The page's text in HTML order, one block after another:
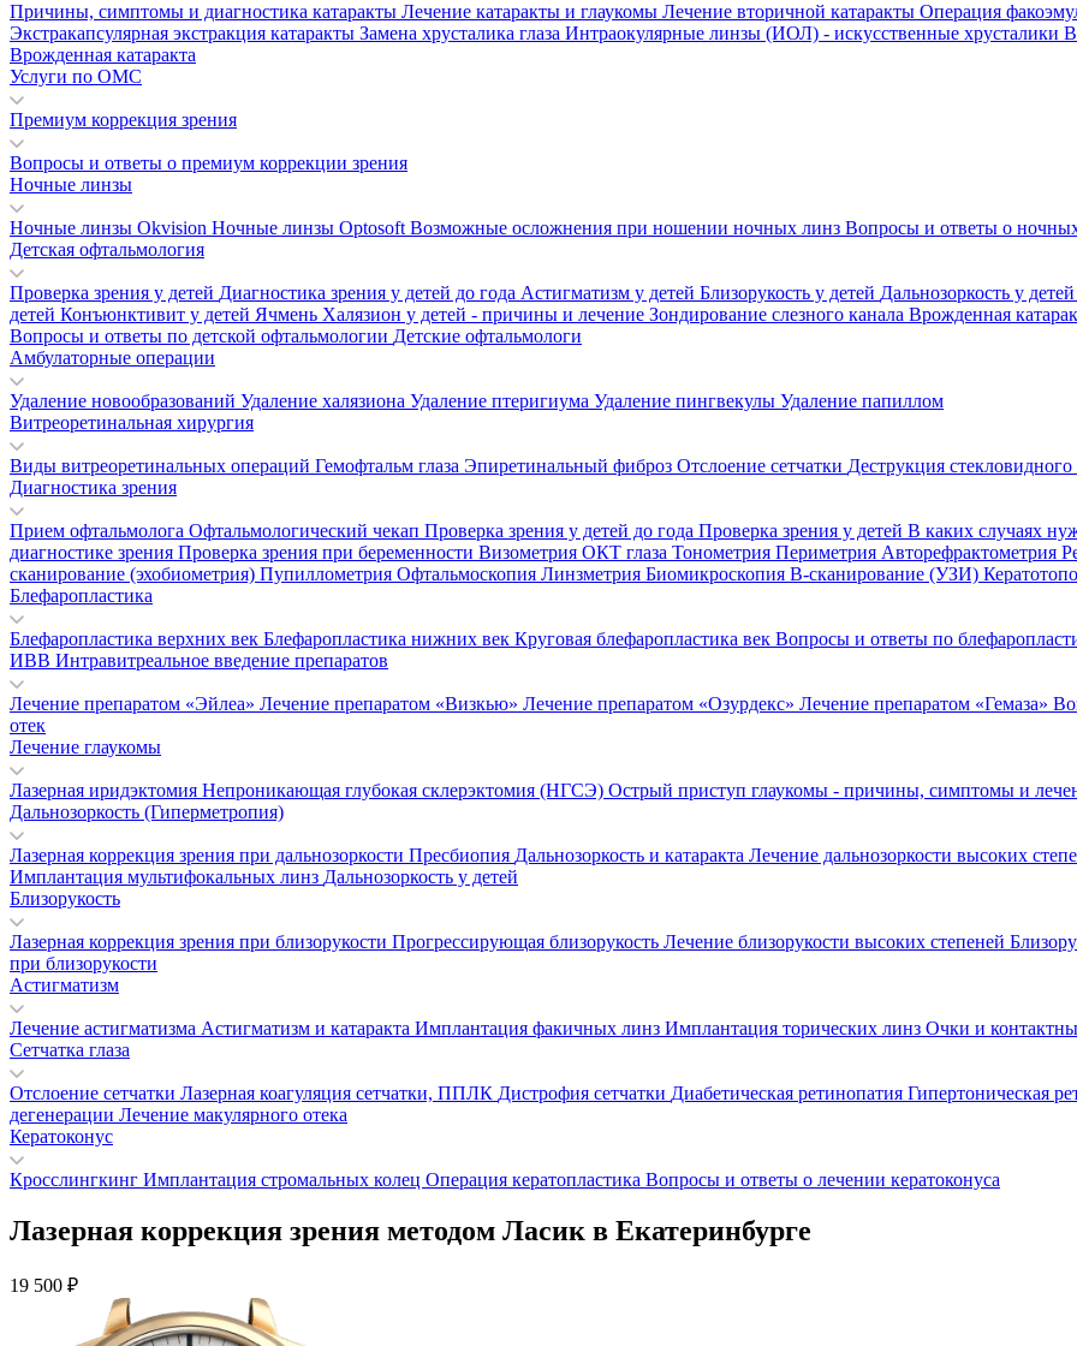
Причины, симптомы и диагностика катаракты Лечение катаракты и глаукомы Лечение вторичной катаракты Операция
Экстракапсулярная экстракция катаракты Замена хрусталика глаза Интраокулярные линзы (ИОЛ) - искусственные хрусталики
Врожденная катаракта
Услуги по ОМС
Премиум коррекция зрения
Вопросы и ответы о премиум коррекции зрения
Ночные линзы
Ночные линзы Okvision Ночные линзы Optosoft Возможные осложнения при ношении ночных линз Вопросы и ответы о
Детская офтальмология
Проверка зрения у детей Диагностика зрения у детей до года Астигматизм у детей Близорукость у детей Дальнозоркость у детей
детей Конъюнктивит у детей Ячмень Халязион у детей - причины и лечение Зондирование слезного канала Врожденная
Вопросы и ответы по детской офтальмологии Детские офтальмологи
Амбулаторные операции
Удаление новообразований Удаление халязиона Удаление птеригиума Удаление пингвекулы Удаление папиллом
Витреоретинальная хирургия
Виды витреоретинальных операций Гемофтальм глаза Эпиретинальный фиброз Отслоение сетчатки Деструкция стекловидного
Диагностика зрения
Прием офтальмолога Офтальмологический чекап Проверка зрения у детей до года Проверка зрения у детей В каких случаях
диагностике зрения Проверка зрения при беременности Визометрия ОКТ глаза Тонометрия Периметрия Авторефрактометрия
сканирование (эхобиометрия) Пупиллометрия Офтальмоскопия Линзметрия Биомикроскопия В-сканирование (УЗИ)
Блефаропластика
Блефаропластика верхних век Блефаропластика нижних век Круговая блефаропластика век Вопросы и ответы по
ИВВ Интравитреальное введение препаратов
Лечение препаратом «Эйлеа» Лечение препаратом «Визкью» Лечение препаратом «Озурдекс» Лечение препаратом «Гемаза»
отек
Лечение глаукомы
Лазерная иридэктомия Непроникающая глубокая склерэктомия (НГСЭ) Острый приступ глаукомы - причины, симптомы и
Дальнозоркость (Гиперметропия)
Лазерная коррекция зрения при дальнозоркости Пресбиопия Дальнозоркость и катаракта Лечение дальнозоркости высоких
Имплантация мультифокальных линз Дальнозоркость у детей
Близорукость
Лазерная коррекция зрения при близорукости Прогрессирующая близорукость Лечение близорукости высоких степеней
при близорукости
Астигматизм
Лечение астигматизма Астигматизм и катаракта Имплантация факичных линз Имплантация торических линз Очки и
Сетчатка глаза
Отслоение сетчатки Лазерная коагуляция сетчатки, ППЛК Дистрофия сетчатки Диабетическая ретинопатия Гипертоническая
дегенерации Лечение макулярного отека
Кератоконус
Кросслингкинг Имплантация стромальных колец Операция кератопластика Вопросы и ответы о лечении кератоконуса
Лазерная коррекция зрения методом Ласик в Екатеринбурге
19 500 ₽